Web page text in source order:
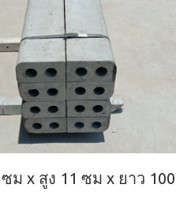
ม x สูง 11 ซม x ยาว 100